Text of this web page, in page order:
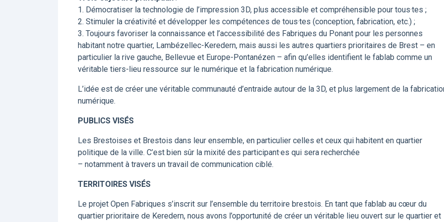
1. Démocratiser la technologie de l’impression 3D, plus accessible et compréhensible pour tous·tes ;
2. Stimuler la créativité et développer les compétences de tous·tes (conception, fabrication, etc.) ;
3. Toujours favoriser la connaissance et l’accessibilité des Fabriques du Ponant pour les personnes
habitant notre quartier, Lambézellec-Keredern, mais aussi les autres quartiers prioritaires de Brest – en
particulier la rive gauche, Bellevue et Europe-Pontanézen – afin qu’elles identifient le fablab comme un
véritable tiers-lieu ressource sur le numérique et la fabrication numérique.
L’idée est de créer une véritable communauté d’entraide autour de la 3D, et plus largement de la
numérique.
PUBLICS VISÉS
Les Brestoises et Brestois dans leur ensemble, en particulier celles et ceux qui habitent en quartier
politique de la ville. C’est bien sûr la mixité des participant·es qui sera recherchée
– notamment à travers un travail de communication ciblé.
TERRITOIRES VISÉS
Le projet Open Fabriques s’inscrit sur l’ensemble du territoire brestois. En tant que fablab au cœur du
quartier prioritaire de Keredern, nous avons l’opportunité de créer un véritable lieu ouvert sur le quartier et